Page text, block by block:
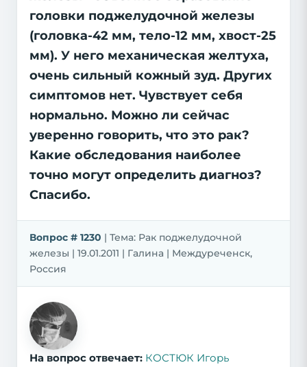
головки поджелудочной железы
(головка-42 мм, тело-12 мм, хвост-25
мм). У него механическая желтуха,
очень сильный кожный зуд. Других
симптомов нет. Чувствует себя
нормально. Можно ли сейчас
уверенно говорить, что это рак?
Какие обследования наиболее
точно могут определить диагноз?
Спасибо.
Вопрос # 1230 | Тема: Рак поджелудочной
железы | 19.01.2011 | Галина | Междуреченск,
Россия
На вопрос отвечает: КОСТЮК Игорь